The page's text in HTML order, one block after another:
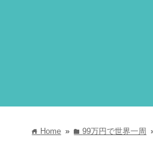
home Home » folder99万円で世界一周